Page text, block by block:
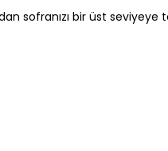
sofranızı bir üst seviyeye